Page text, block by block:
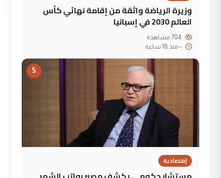
وزيرة الرياضة واثقة من إقامة نهائي كأس
العالم 2030 في إسبانيا
--منذ 18 ساعة
5
إقتصادية